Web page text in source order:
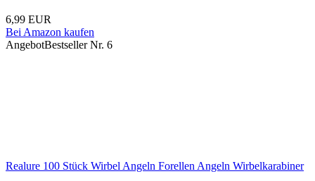
6,99 EUR
Bei Amazon kaufen
AngebotBestseller Nr. 6
Realure 100 Stück Wirbel Angeln Forellen Angeln Wirbelkarabiner